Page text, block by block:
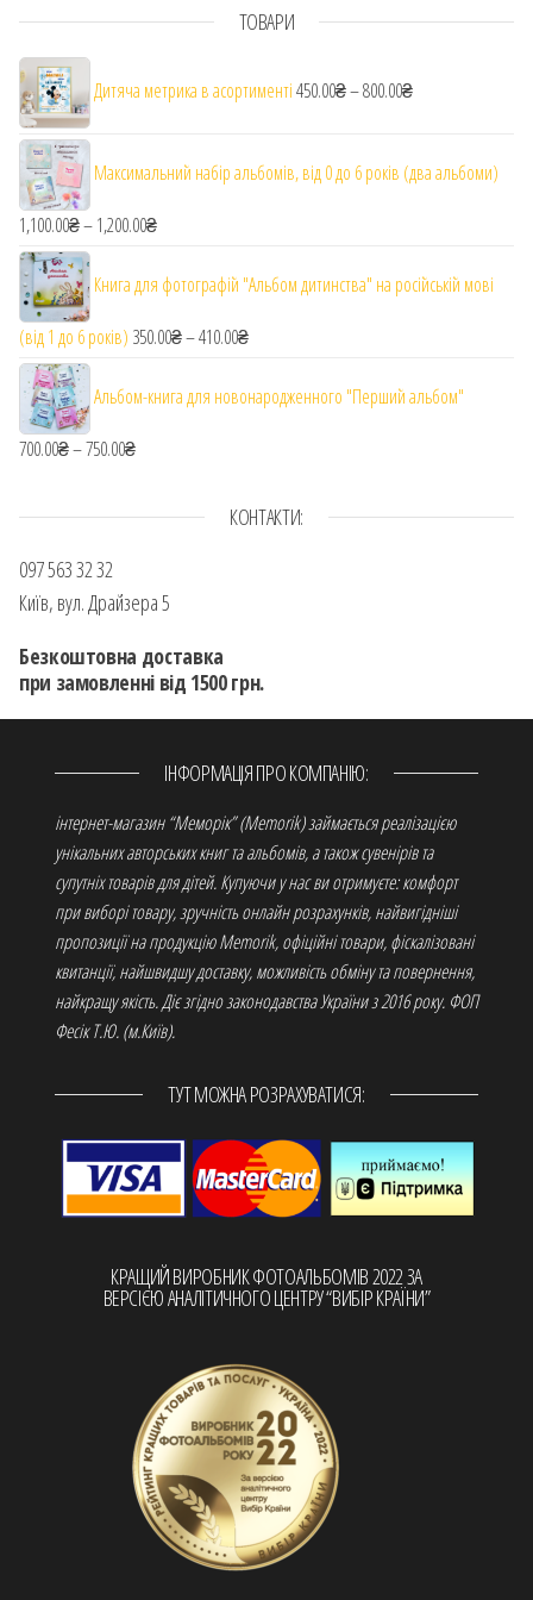
ТОВАРИ
Дитяча метрика в асортименті450.00₴–800.00₴
Максимальний набір альбомів, від 0 до 6 років (два альбоми)
1,100.00₴–1,200.00₴
Книга для фотографій "Альбом дитинства" на російській мові
(від 1 до 6 років) 350.00₴–410.00₴
Альбом-книга для новонародженного "Перший альбом"
700.00₴–750.00₴
КОНТАКТИ:
097 563 32 32
Київ, вул. Драйзера 5
Безкоштовна доставка
при замовленні від 1500 грн.
ІНФОРМАЦІЯ ПРО КОМПАНІЮ:
інтернет-магазин “Меморік” (Memorik) займається реалізацією
унікальних авторських книг та альбомів, а також сувенірів та
супутніх товарів для дітей. Купуючи у нас ви отримуєте: комфорт
при виборі товару, зручність онлайн розрахунків, найвигідніші
пропозиції на продукцію Memorik, офіційні товари, фіскалізовані
квитанції, найшвидшу доставку, можливість обміну та повернення,
найкращу якість. Діє згідно законодавства України з 2016 року. ФОП
Фесік Т.Ю. (м.Київ).
ТУТ МОЖНА РОЗРАХУВАТИСЯ:
КРАЩИЙ ВИРОБНИК ФОТОАЛЬБОМІВ 2022 ЗА
ВЕРСІЄЮ АНАЛІТИЧНОГО ЦЕНТРУ “ВИБІР КРАЇНИ”